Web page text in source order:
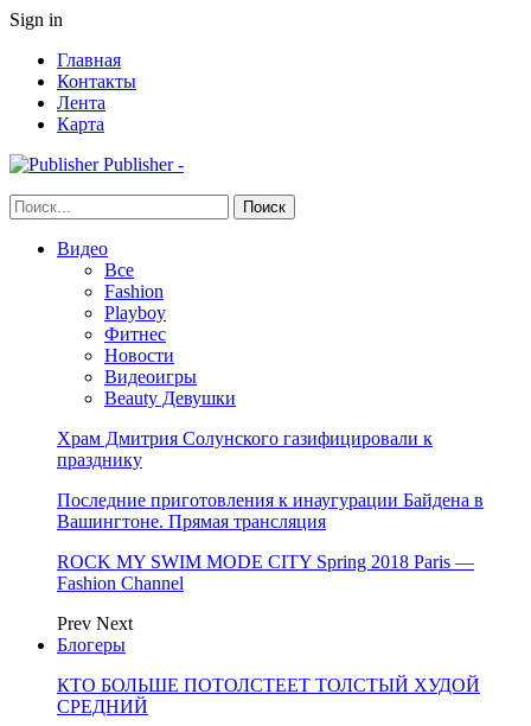
Sign in
Главная
Контакты
Лента
Карта
Publisher -
Видео
Все
Fashion
Playboy
Фитнес
Новости
Видеоигры
Beauty Девушки
Храм Дмитрия Солунского газифицировали к
празднику
Последние приготовления к инаугурации Байдена в
Вашингтоне. Прямая трансляция
ROCK MY SWIM MODE CITY Spring 2018 Paris —
Fashion Channel
Prev Next
Блогеры
КТО БОЛЬШЕ ПОТОЛСТЕЕТ ТОЛСТЫЙ ХУДОЙ
СРЕДНИЙ